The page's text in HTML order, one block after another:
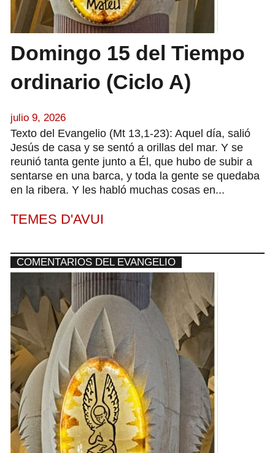
Domingo 15 del Tiempo
ordinario (Ciclo A)
julio 9, 2026
Texto del Evangelio (Mt 13,1-23): Aquel día, salió
Jesús de casa y se sentó a orillas del mar. Y se
reunió tanta gente junto a Él, que hubo de subir a
sentarse en una barca, y toda la gente se quedaba
en la ribera. Y les habló muchas cosas en...
TEMES D'AVUI
COMENTARIOS DEL EVANGELIO